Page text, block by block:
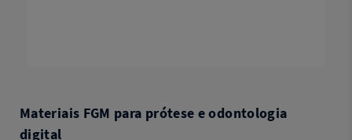
Materiais FGM para prótese e odontologia
digital